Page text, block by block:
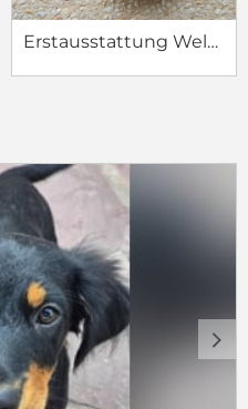
Erstausstattung Welpe
d